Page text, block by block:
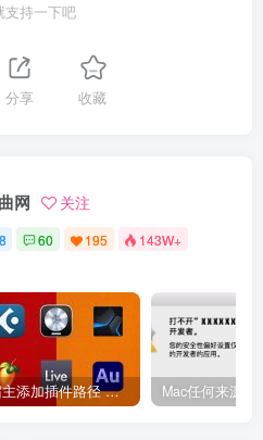
支持一下吧
分享 收藏
网 关注
60 195 143W+
宿主添加插件路径 插件路径设置 VSTPlugins路径